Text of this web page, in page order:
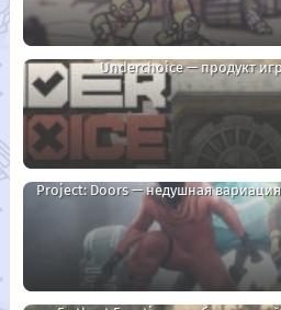
Underchoice — продукт
Project: Doors — недушная